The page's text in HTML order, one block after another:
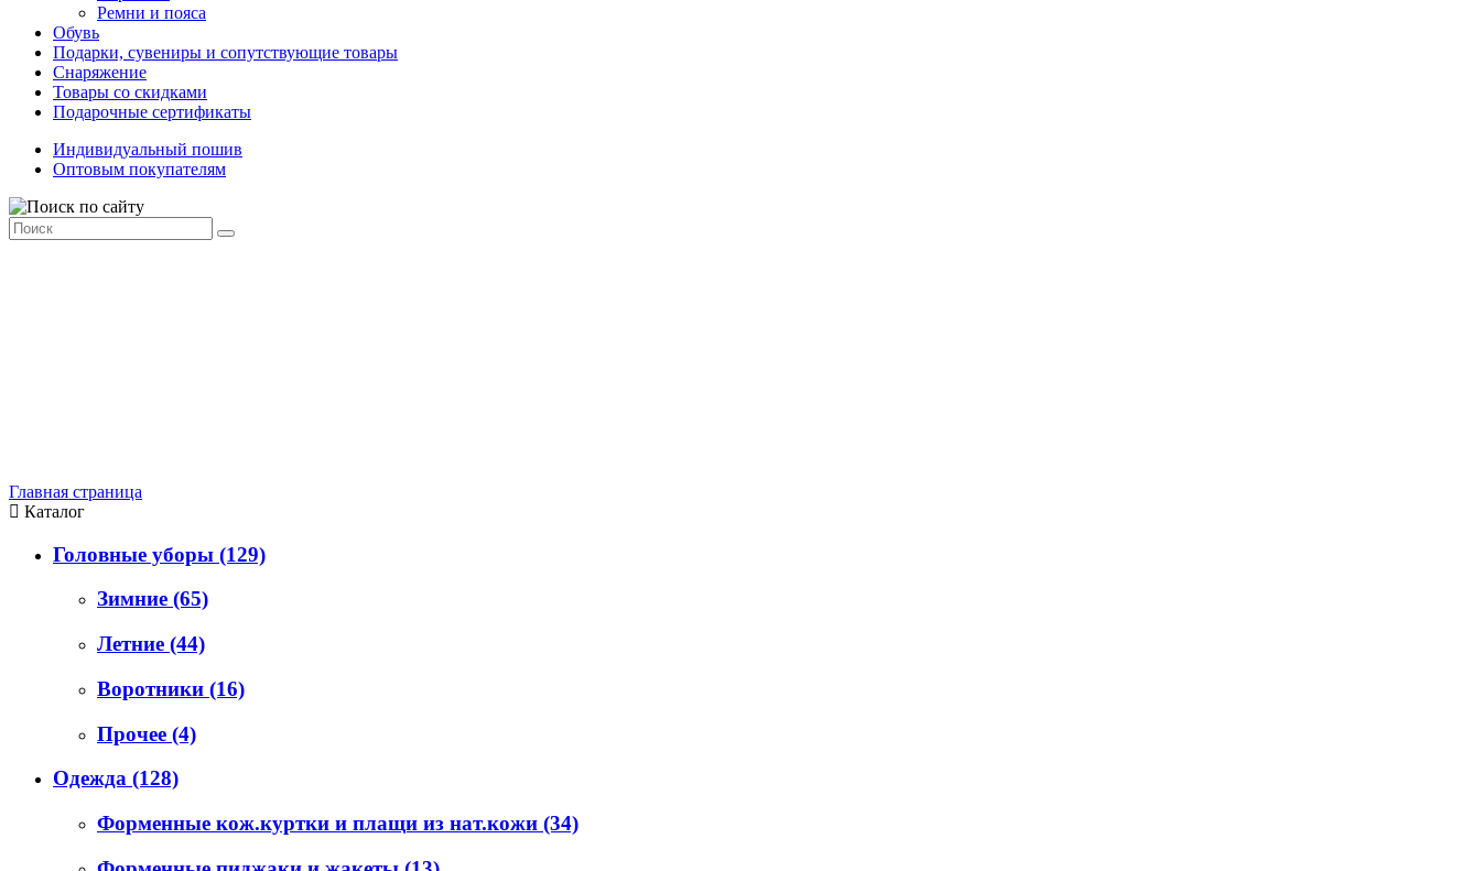
Ремни и пояса
Обувь
Подарки, сувениры и сопутствующие товары
Снаряжение
Товары со скидками
Подарочные сертификаты
Индивидуальный пошив
Оптовым покупателям
Главная страница
Каталог
Головные уборы (129)
Зимние (65)
Летние (44)
Воротники (16)
Прочее (4)
Одежда (128)
Форменные кож.куртки и плащи из нат.кожи (34)